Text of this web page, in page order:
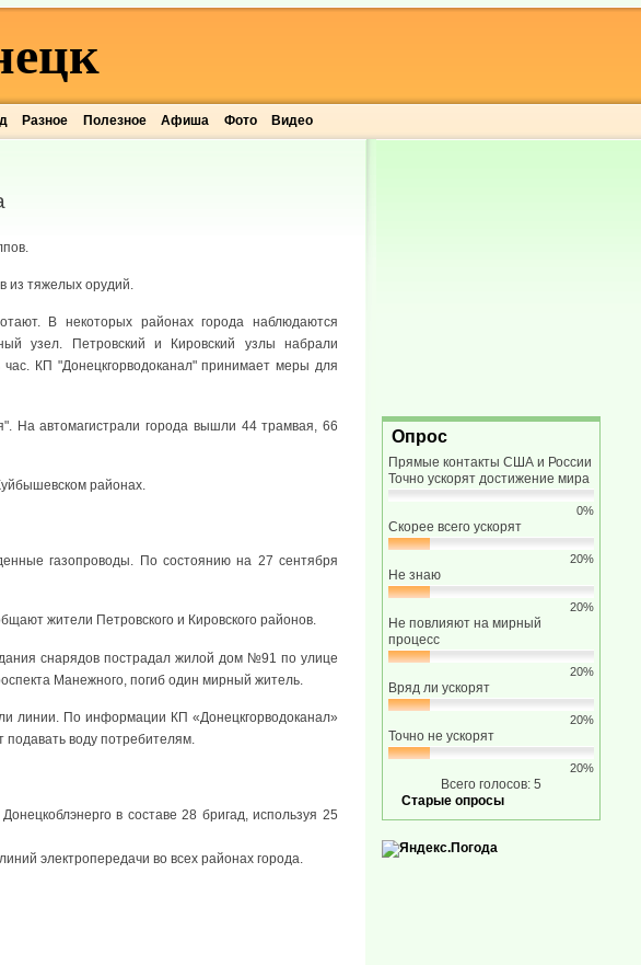
Разное Полезное Афиша Фото Видео
из тяжелых орудий.
В некоторых районах города наблюдаются
узел. Петровский и Кировский узлы набрали
КП "Донецкгорводоканал" принимает меры для
На автомагистрали города вышли 44 трамвая, 66
районах.
газопроводы. По состоянию на 27 сентября
жители Петровского и Кировского районов.
снарядов пострадал жилой дом №91 по улице
Манежного, погиб один мирный житель.
линии. По информации КП «Донецкгорводоканал»
воду потребителям.
в составе 28 бригад, используя 25
электропередачи во всех районах города.
Опрос
Прямые контакты США и России
Точно ускорят достижение мира
0%
Скорее всего ускорят
20%
Не знаю
20%
Не повлияют на мирный
процесс
20%
Вряд ли ускорят
20%
Точно не ускорят
20%
Всего голосов: 5
Старые опросы